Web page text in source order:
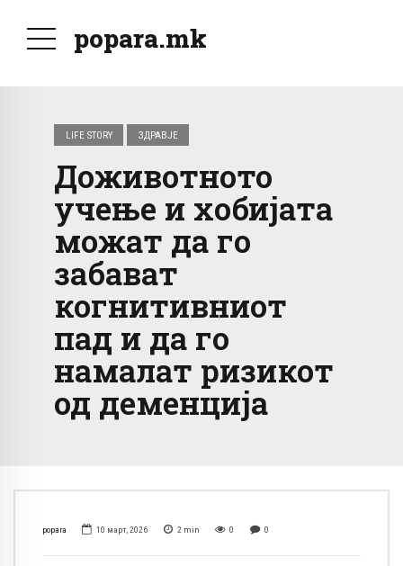
popara.mk
LIFE STORY ЗДРАВЈЕ
Доживотното
учење и хобијата
можат да го
забават
когнитивниот
пад и да го
намалат ризикот
од деменција
popara 10 март, 2026 2 min 0 0